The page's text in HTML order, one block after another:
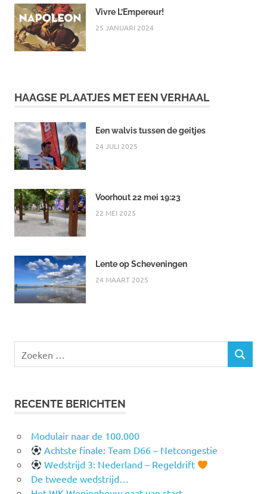
Vivre L’Empereur!
25 JANUARI 2024
HAAGSE PLAATJES MET EEN VERHAAL
Een walvis tussen de geitjes
24 JULI 2025
Voorhout 22 mei 19:23
22 MEI 2025
Lente op Scheveningen
24 MAART 2025
naar:
ZOEKEN
RECENTE BERICHTEN
Modulair naar de 100.000
Achtste finale: Team D66 – Netcongestie
Wedstrijd 3: Nederland – Regeldrift
De tweede wedstrijd…